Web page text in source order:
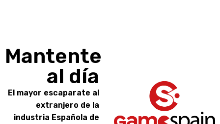
Mantente
al día
El mayor escaparate al
extranjero de la
industria Española de